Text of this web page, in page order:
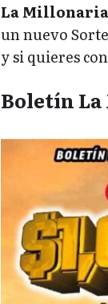
La Millonaria
un nuevo
y si quieres
Boletín